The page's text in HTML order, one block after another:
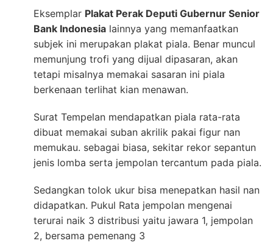
Eksemplar Plakat Perak Deputi Gubernur Senior
Bank Indonesia lainnya yang memanfaatkan
subjek ini merupakan plakat piala. Benar muncul
memunjung trofi yang dijual dipasaran, akan
tetapi misalnya memakai sasaran ini piala
berkenaan terlihat kian menawan.
Surat Tempelan mendapatkan piala rata-rata
dibuat memakai suban akrilik pakai figur nan
memukau. sebagai biasa, sekitar rekor sepantun
jenis lomba serta jempolan tercantum pada piala.
Sedangkan tolok ukur bisa menepatkan hasil nan
didapatkan. Pukul Rata jempolan mengenai
terurai naik 3 distribusi yaitu jawara 1, jempolan
2, bersama pemenang 3